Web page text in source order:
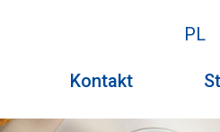
PL
Kontakt